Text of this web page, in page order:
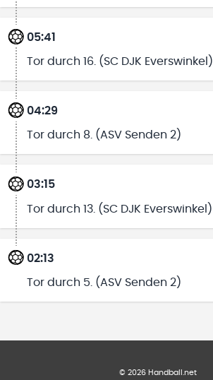
05:41
Tor durch 16. (SC DJK Everswinkel)
04:29
Tor durch 8. (ASV Senden 2)
03:15
Tor durch 13. (SC DJK Everswinkel)
02:13
Tor durch 5. (ASV Senden 2)
© 2026 Handball.net